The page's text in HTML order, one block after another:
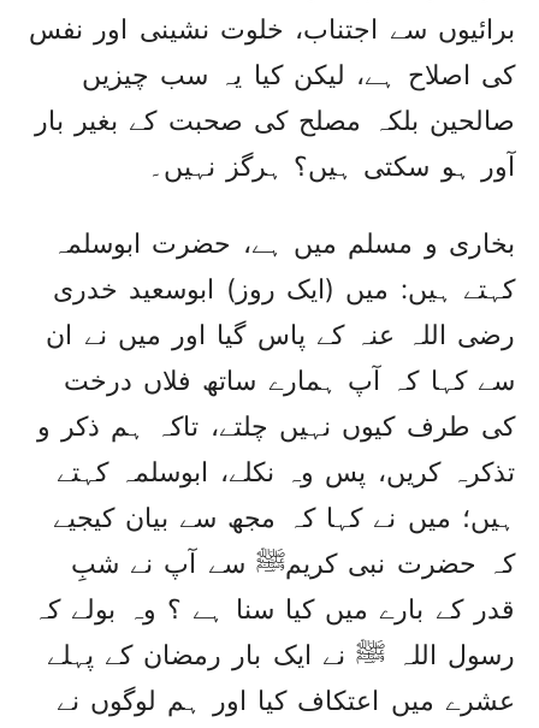
برائیوں سے اجتناب، خلوت نشینی اور نفس
کی اصلاح ہے، لیکن کیا یہ سب چیزیں
صالحین بلکہ مصلح کی صحبت کے بغیر بار
آور ہو سکتی ہیں؟ ہرگز نہیں۔
بخاری و مسلم میں ہے، حضرت ابوسلمہ
کہتے ہیں: میں (ایک روز) ابوسعید خدری
رضی اللہ عنہ کے پاس گیا اور میں نے ان
سے کہا کہ آپ ہمارے ساتھ فلاں درخت
کی طرف کیوں نہیں چلتے، تاکہ ہم ذکر و
تذکرہ کریں، پس وہ نکلے، ابوسلمہ کہتے
ہیں؛ میں نے کہا کہ مجھ سے بیان کیجیے
کہ حضرت نبی کریمﷺ سے آپ نے شبِ
قدر کے بارے میں کیا سنا ہے ؟ وہ بولے کہ
رسول اللہ ﷺ نے ایک بار رمضان کے پہلے
عشرے میں اعتکاف کیا اور ہم لوگوں نے